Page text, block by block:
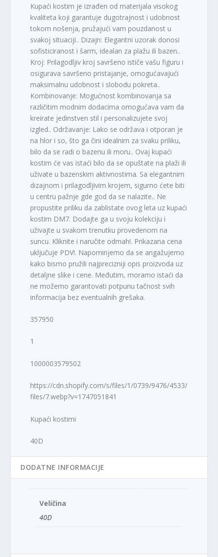
Kupaći kostim je izrađen od materijala visokog
kvaliteta koji garantuje dugotrajnost i udobnost
tokom nošenja, pružajući vam pouzdanost u
svakoj situaciji.. Dizajn: Elegantni uzorak donosi
sofisticiranost i šarm, idealan za plažu ili bazen..
Kroj: Prilagodljiv kroj savršeno ističe vašu figuru i
osigurava savršeno pristajanje, omogućavajući
maksimalnu udobnost i slobodu pokreta..
Kombinovanje: Mogućnost kombinovanja sa
različitim modnim dodacima omogućava vam da
kreirate jedinstven stil i personalizujete svoj
izgled.. Održavanje: Lako se održava i otporan je
na hlor i so, što ga čini idealnim za svaku priliku,
bilo da se radi o bazenu ili moru.. Ovaj kupaći
kostim će vas istaći bilo da se opuštate na plaži ili
uživate u bazenskim aktivnostima. Sa elegantnim
dizajnom i prilagodljivim krojem, sigurno ćete biti
u centru pažnje gde god da se nalazite.. Ne
propustite priliku da zablistate ovog leta uz kupaći
kostim DM7. Dodajte ga u svoju kolekciju i
uživajte u svakom trenutku provedenom na
suncu. Kliknite i naručite odmah!. Prikazana cena
uključuje PDV!. Napominjemo da se angažujemo
kako bismo pružili najprecizniji opis proizvoda uz
detaljne slike i cene. Međutim, moramo istaći da
ne možemo garantovati potpunu tačnost svih
informacija bez eventualnih grešaka.
357950
1
1000003579502
https://cdn.shopify.com/s/files/1/0739/9476/4533/
files/7.webp?v=1747051841
Kupaći kostimi
40D
DODATNE INFORMACIJE
Veličina
40D